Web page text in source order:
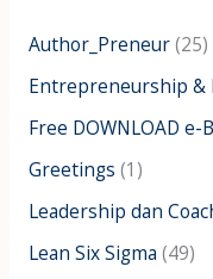
f
o
r
:
Author_Preneur(25)
Entrepreneurship &
Free DOWNLOAD e-
Greetings (1)
Leadership dan
Lean Six Sigma (49)